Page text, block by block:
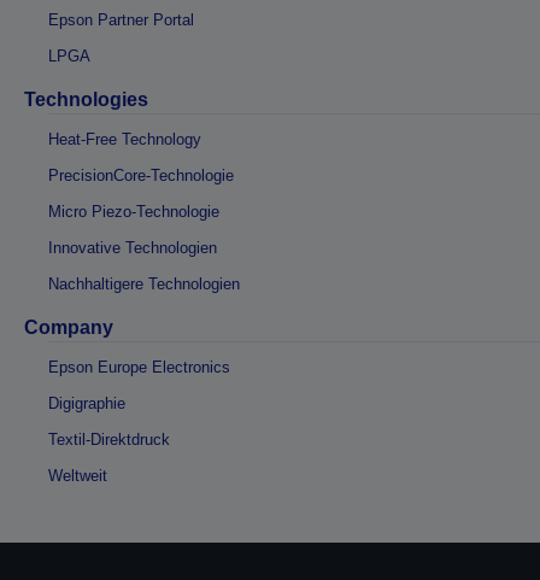
Epson Partner Portal
LPGA
Technologies
Heat-Free Technology
PrecisionCore-Technologie
Micro Piezo-Technologie
Innovative Technologien
Nachhaltigere Technologien
Company
Epson Europe Electronics
Digigraphie
Textil-Direktdruck
Weltweit